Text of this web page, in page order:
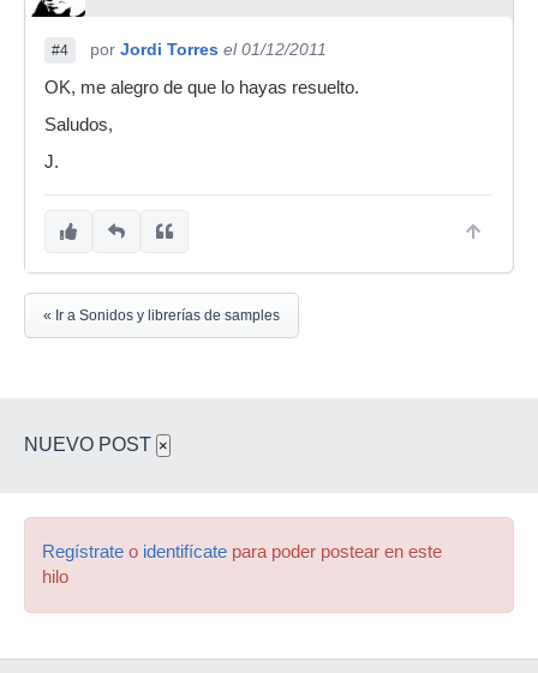
#4 por Jordi Torres el 01/12/2011
OK, me alegro de que lo hayas resuelto.
Saludos,
J.
« Ir a Sonidos y librerías de samples
NUEVO POST ×
Regístrate o identifícate para poder postear en este
hilo